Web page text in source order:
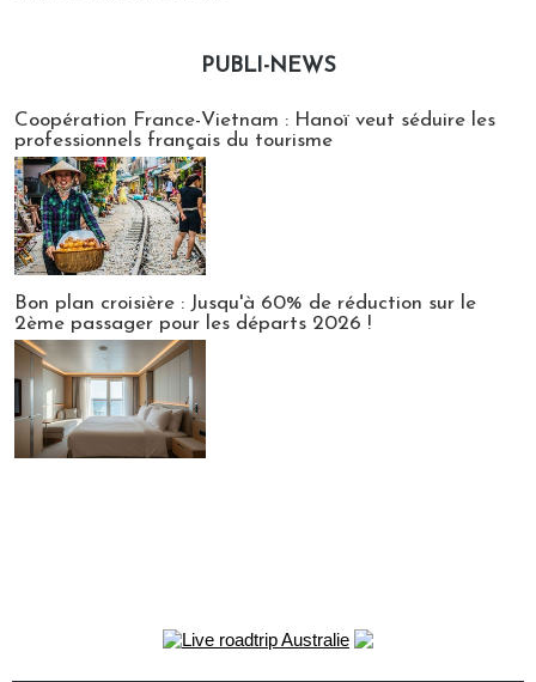
PUBLI-NEWS
Coopération France-Vietnam : Hanoï veut séduire les
professionnels français du tourisme
Bon plan croisière : Jusqu'à 60% de réduction sur le
2ème passager pour les départs 2026 !